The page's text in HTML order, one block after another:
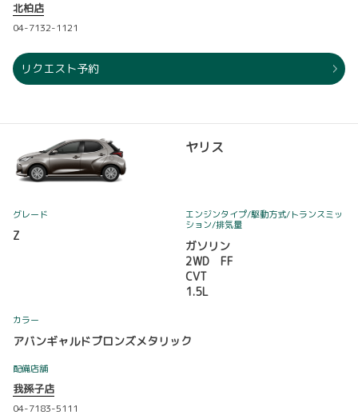
北柏店
04-7132-1121
リクエスト予約
ヤリス
グレード
Z
エンジンタイプ/駆動方式/トランスミッ
ション/排気量
ガソリン
2WD FF
CVT
1.5L
カラー
アバンギャルドブロンズメタリック
配備店舗
我孫子店
04-7183-5111